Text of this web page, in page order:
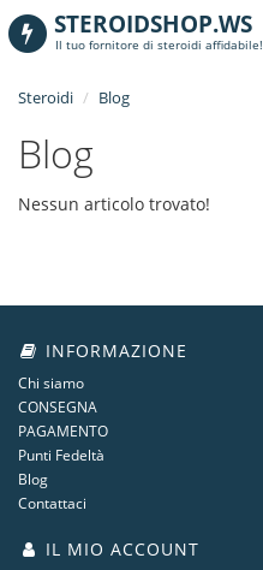
STEROIDSHOP.WS
Il tuo fornitore di steroidi affidabile!
Steroidi Blog
Blog
Nessun articolo trovato!
INFORMAZIONE
Chi siamo
CONSEGNA
PAGAMENTO
Punti Fedeltà
Blog
Contattaci
IL MIO ACCOUNT